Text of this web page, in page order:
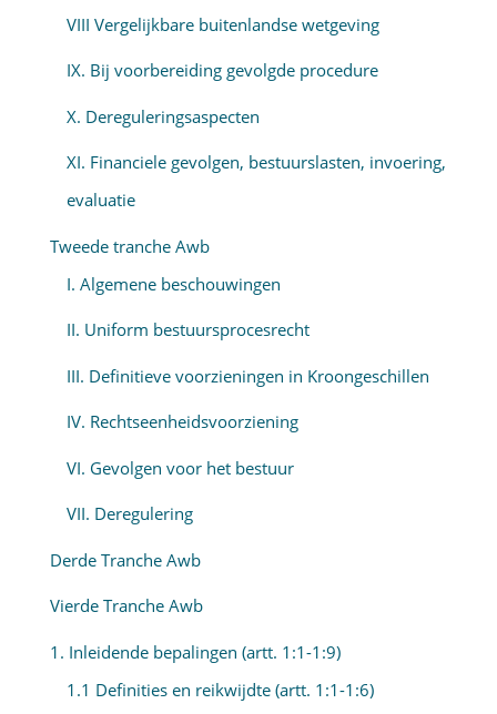
VIII Vergelijkbare buitenlandse wetgeving
IX. Bij voorbereiding gevolgde procedure
X. Dereguleringsaspecten
XI. Financiele gevolgen, bestuurslasten, invoering,
evaluatie
Tweede tranche Awb
I. Algemene beschouwingen
II. Uniform bestuursprocesrecht
III. Definitieve voorzieningen in Kroongeschillen
IV. Rechtseenheidsvoorziening
VI. Gevolgen voor het bestuur
VII. Deregulering
Derde Tranche Awb
Vierde Tranche Awb
1. Inleidende bepalingen (artt. 1:1-1:9)
1.1 Definities en reikwijdte (artt. 1:1-1:6)